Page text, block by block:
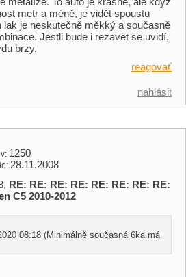
metr a méně, je vidět spoustu
lak je neskutečně měkký a současně
Jestli bude i rezavět se uvidí,
brzy.
reagovať
nahlásit
1250
28.11.2008
RE: RE: RE: RE: RE: RE: RE: RE:
C5 2010-2012
08:18 (Minimálně současná 6ka má